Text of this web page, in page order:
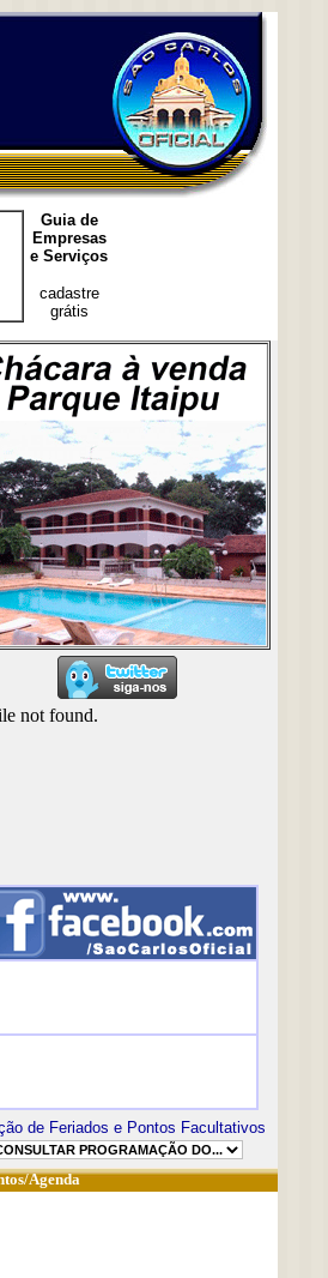
Guia de
Empresas
e Serviços
cadastre
grátis
de Feriados e Pontos Facultativos
Agenda